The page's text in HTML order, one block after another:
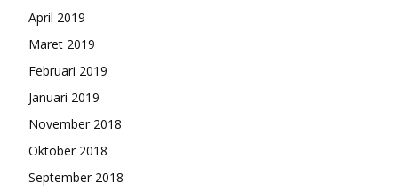
April 2019
Maret 2019
Februari 2019
Januari 2019
November 2018
Oktober 2018
September 2018